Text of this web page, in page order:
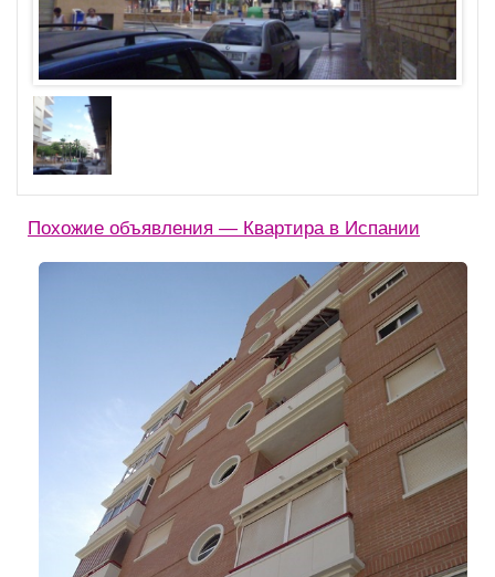
Похожие объявления — Квартира в Испании